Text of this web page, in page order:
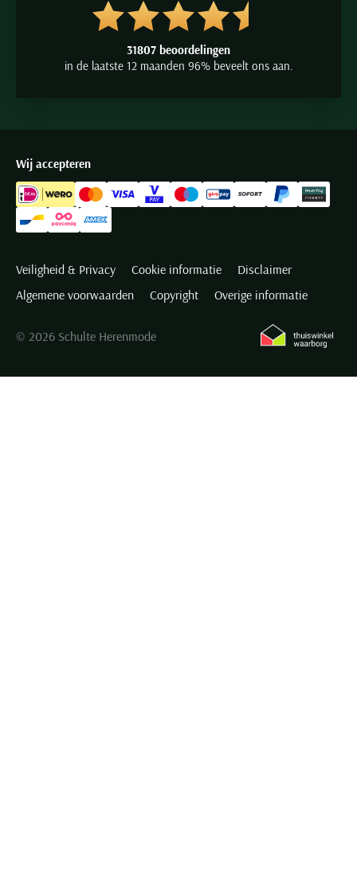
31807 beoordelingen
in de laatste 12 maanden 96% beveelt ons aan.
Wij accepteren
Veiligheid & Privacy Cookie informatie
Disclaimer
Algemene voorwaarden
Copyright Overige informatie
© 2026 Schulte Herenmode